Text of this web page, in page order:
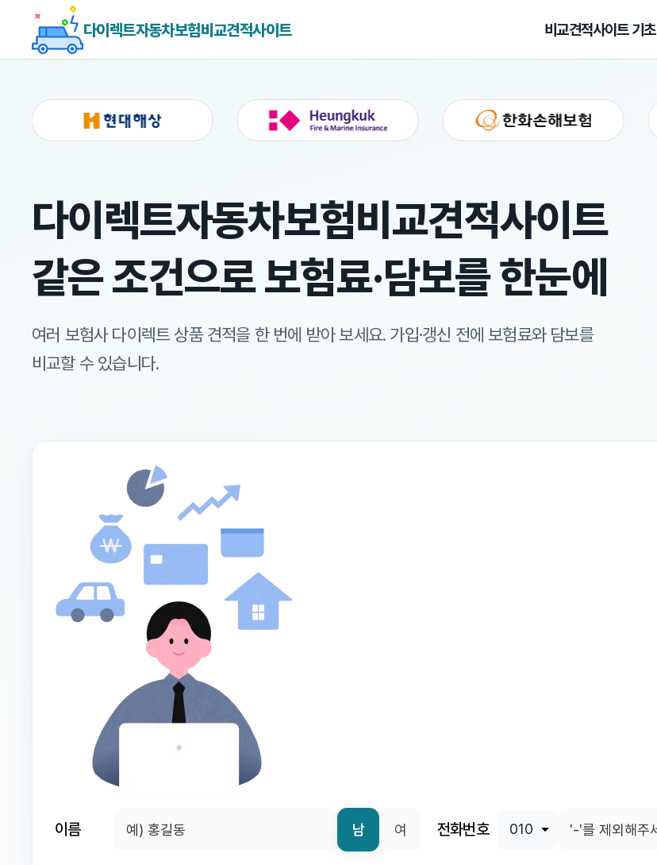
다이렉트자동차보험비교견적사이트 비교견적사이트 기초
다이렉트자동차보험비교견적사이트
같은 조건으로 보험료·담보를 한눈에
여러 보험사 다이렉트 상품 견적을 한 번에 받아 보세요. 가입·갱신 전에 보험료와 담보를
비교할 수 있습니다.
이름 남 여 전화번호